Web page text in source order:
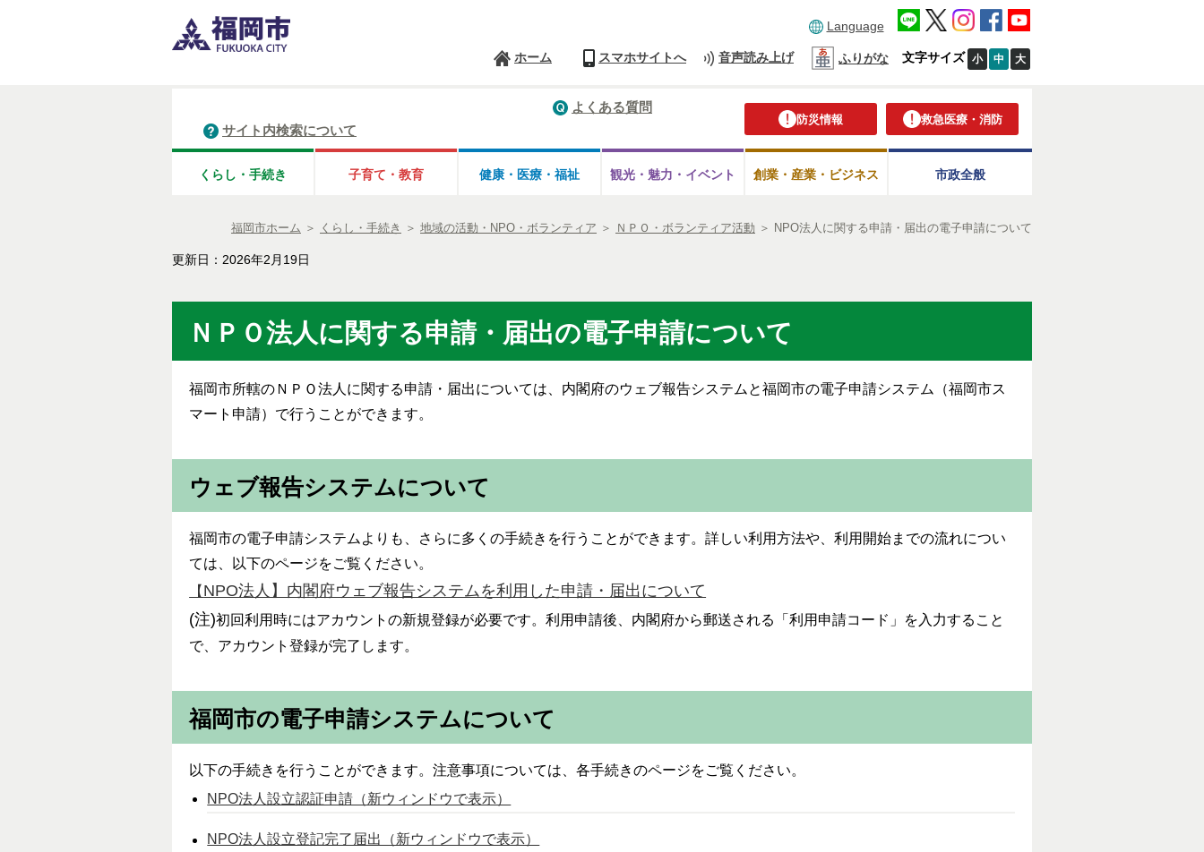
Language
ホーム スマホサイトへ 音声読み上げ ふりがな 文字サイズ 小 中 大
防災情報 救急医療・消防
よくある質問
サイト内検索について
くらし・手続き 子育て・教育 健康・医療・ 福祉 観光・魅力・ イベント 創業・産業・ビジネス 市政全般
福岡市ホーム ＞ くらし・手続き ＞ 地域の活動・NPO・ボランティア ＞ ＮＰＯ・ボランティア活動 ＞ NPO法人に関する申請・届出の電子申請について
更新日：2026年2月19日
ＮＰＯ法人に関する申請・届出の電子申請について
福岡市所轄の ＮＰＯ法人に関する申請・届出については、 内閣府のウェブ報告システムと福岡市の電子申請システム（福岡市ス
マート申請）で行うことができます。
ウェブ報告システムについて
福岡市の電子申請システムよりも、さらに多くの手続きを行うことができます。詳しい利用方法や、利用開始までの流れについ
ては、以下のページをご覧ください。
【 NPO法人】内閣府ウェブ報告システムを利用した申請・届出について
(注)初回利用時にはアカウントの新規登録が必要です。利用申請後、内閣府から郵送される「利用申請コード」を入力すること
で、アカウント登録が完了します。
福岡市の電子申請システムについて
以下の手続きを行うことができます。注意事項については、各手続きのページをご覧ください。
NPO法人設立認証申請（新ウィンドウで表示）
NPO法人設立登記完了届出（新ウィンドウで表示）